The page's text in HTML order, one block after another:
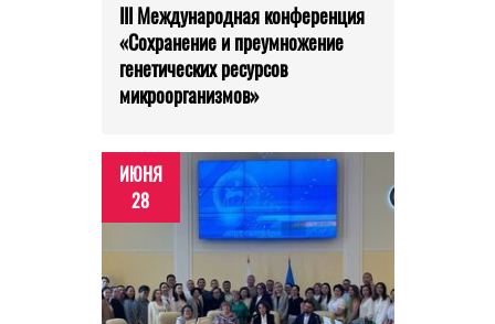
III Международная конференция
«Сохранение и преумножение
генетических ресурсов
микроорганизмов»
ИЮНЯ
28